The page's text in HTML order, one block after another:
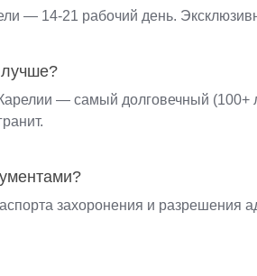
— 14-21 рабочий день.
— самый долговечный
захоронения и разрешения